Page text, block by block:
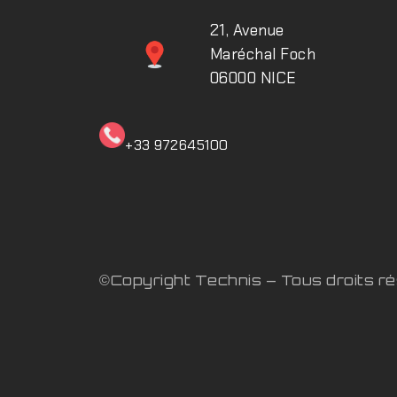
21, Avenue
Maréchal Foch
06000 NICE
+33 972645100ㅤㅤㅤㅤㅤ
©Copyright Technis – Tous droits